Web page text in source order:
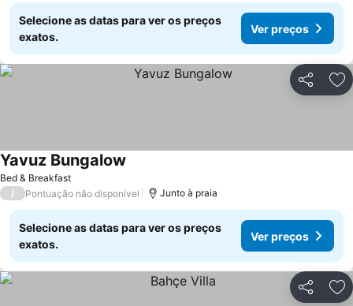
Selecione as datas para ver os preços
exatos.
Ver preços
Partilhar
Bed & Breakfast
Yavuz Bungalow
/ Pontuação não disponível Junto à praia
Selecione as datas para ver os preços
exatos.
Ver preços
Partilhar